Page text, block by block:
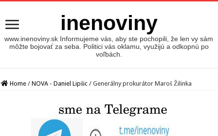
inenoviny
www.inenoviny.sk Informujeme vás, aby ste pochopili, že len vy sám
môžte bojovať za seba. Politici vás oklamu, využijú a odkopnú po
voľbách.
Home / NOVA - Daniel Lipšic / Generálny prokurátor Maroš Žilinka